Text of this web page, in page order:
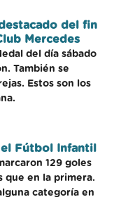
del fin
Mercedes
del día sábado
También se
Estos son los
Fútbol Infantil
129 goles
que en la primera.
categoría en